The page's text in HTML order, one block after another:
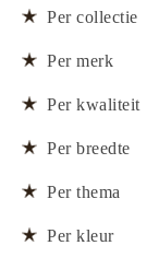
Per collectie
Per merk
Per kwaliteit
Per breedte
Per thema
Per kleur